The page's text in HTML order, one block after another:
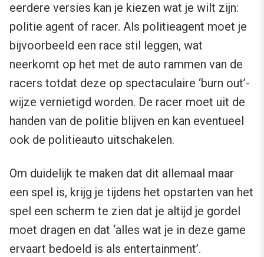
eerdere versies kan je kiezen wat je wilt zijn:
politie agent of racer. Als politieagent moet je
bijvoorbeeld een race stil leggen, wat
neerkomt op het met de auto rammen van de
racers totdat deze op spectaculaire ‘burn out’-
wijze vernietigd worden. De racer moet uit de
handen van de politie blijven en kan eventueel
ook de politieauto uitschakelen.
Om duidelijk te maken dat dit allemaal maar
een spel is, krijg je tijdens het opstarten van het
spel een scherm te zien dat je altijd je gordel
moet dragen en dat ‘alles wat je in deze game
ervaart bedoeld is als entertainment’.